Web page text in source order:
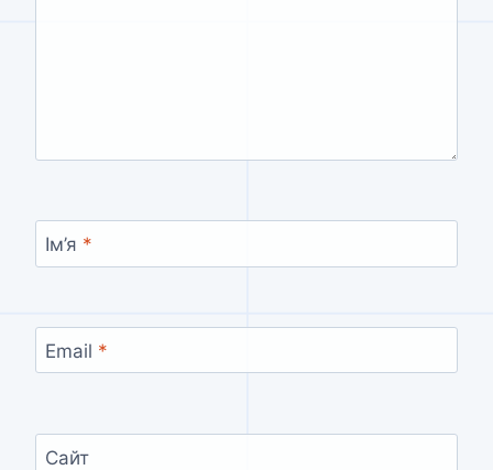
Ім’я *
Email *
Сайт